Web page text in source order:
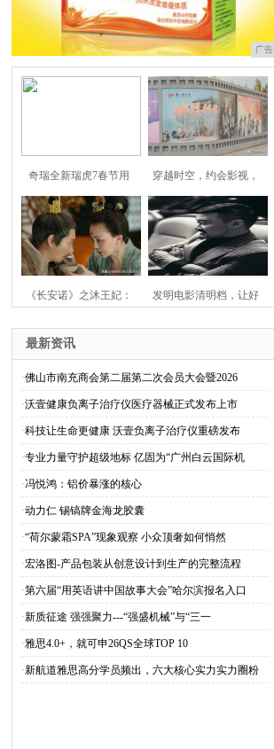
广告
奇瑞全新瑞虎7春节用 穿越时空，约会影视，
《长安诺》之沐王妃： 发明电影清明档，让好
最新资讯
·佛山市南充商会第二届第二次会员大会暨2026
·沃壹健康负离子治疗仪医疗器械正式发布上市
·科技让生命更健康 沃壹负离子治疗仪重磅发布
·专业力量守护超级地标 亿固为“广州白云国际机
·冯悦鸿：铝价暴涨的核心
·动力仁 锡镐牌金海龙胶囊
·“荷尔蒙霜SPA”现象观察 小众顶奢如何悄然
·宏洛图-产品包装从创意设计到生产的完整流程
·第六届“用英语讲中国故事大会”哈尔滨报名入口
·新质征途 强强聚力---“强盛机械”与“三一
·雅思4.0+，就可申26QS全球TOP 10
·新航道雅思高分学员频出，六大核心实力实力圈粉